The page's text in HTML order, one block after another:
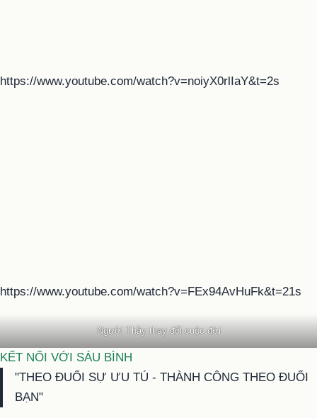
https://www.youtube.com/watch?v=noiyX0rlIaY&t=2s
https://www.youtube.com/watch?v=FEx94AvHuFk&t=21s
Người Thầy thay đổi cuộc đời
KẾT NỐI VỚI SÁU BÌNH
"THEO ĐUỔI SỰ ƯU TÚ - THÀNH CÔNG THEO ĐUỔI
BẠN"